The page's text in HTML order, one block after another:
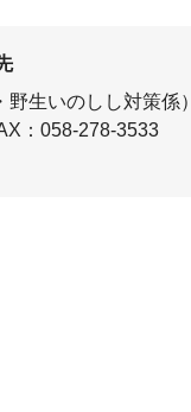
野生いのしし対策係）
：058-278-3533